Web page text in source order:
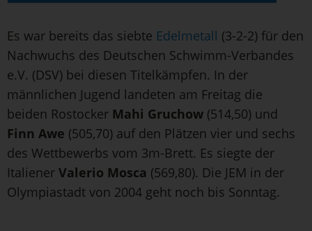
Es war bereits das siebte Edelmetall (3-2-2) für den
Nachwuchs des Deutschen Schwimm-Verbandes
e.V. (DSV) bei diesen Titelkämpfen. In der
männlichen Jugend landeten am Freitag die
beiden Rostocker Mahi Gruchow (514,50) und
Finn Awe (505,70) auf den Plätzen vier und sechs
des Wettbewerbs vom 3m-Brett. Es siegte der
Italiener Valerio Mosca (569,80). Die JEM in der
Olympiastadt von 2004 geht noch bis Sonntag.